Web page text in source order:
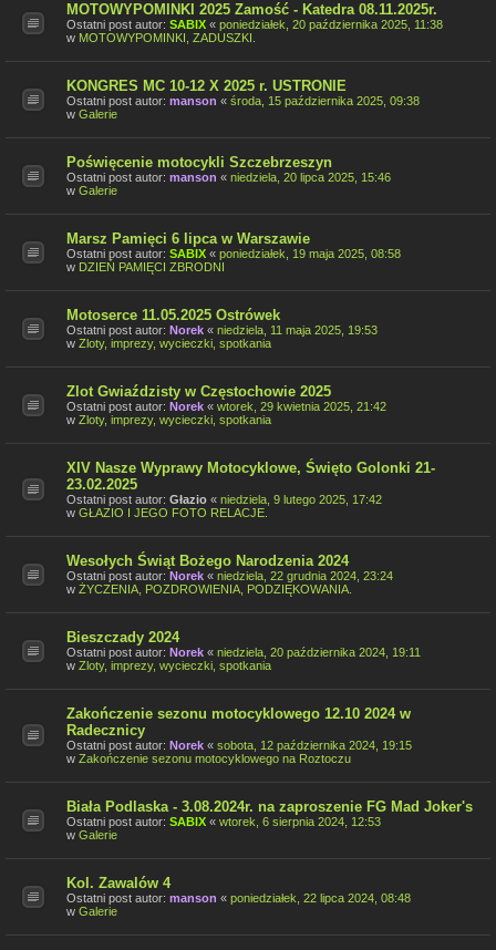
MOTOWYPOMINKI 2025 Zamość - Katedra 08.11.2025r.
Ostatni post autor: SABIX « poniedziałek, 20 października 2025, 11:38
w MOTOWYPOMINKI, ZADUSZKI.
KONGRES MC 10-12 X 2025 r. USTRONIE
Ostatni post autor: manson « środa, 15 października 2025, 09:38
w Galerie
Poświęcenie motocykli Szczebrzeszyn
Ostatni post autor: manson « niedziela, 20 lipca 2025, 15:46
w Galerie
Marsz Pamięci 6 lipca w Warszawie
Ostatni post autor: SABIX « poniedziałek, 19 maja 2025, 08:58
w DZIEŃ PAMIĘCI ZBRODNI
Motoserce 11.05.2025 Ostrówek
Ostatni post autor: Norek « niedziela, 11 maja 2025, 19:53
w Zloty, imprezy, wycieczki, spotkania
Zlot Gwiaździsty w Częstochowie 2025
Ostatni post autor: Norek « wtorek, 29 kwietnia 2025, 21:42
w Zloty, imprezy, wycieczki, spotkania
XIV Nasze Wyprawy Motocyklowe, Święto Golonki 21-
23.02.2025
Ostatni post autor: Głazio « niedziela, 9 lutego 2025, 17:42
w GŁAZIO I JEGO FOTO RELACJE.
Wesołych Świąt Bożego Narodzenia 2024
Ostatni post autor: Norek « niedziela, 22 grudnia 2024, 23:24
w ŻYCZENIA, POZDROWIENIA, PODZIĘKOWANIA.
Bieszczady 2024
Ostatni post autor: Norek « niedziela, 20 października 2024, 19:11
w Zloty, imprezy, wycieczki, spotkania
Zakończenie sezonu motocyklowego 12.10 2024 w
Radecznicy
Ostatni post autor: Norek « sobota, 12 października 2024, 19:15
w Zakończenie sezonu motocyklowego na Roztoczu
Biała Podlaska - 3.08.2024r. na zaproszenie FG Mad Joker's
Ostatni post autor: SABIX « wtorek, 6 sierpnia 2024, 12:53
w Galerie
Kol. Zawalów 4
Ostatni post autor: manson « poniedziałek, 22 lipca 2024, 08:48
w Galerie